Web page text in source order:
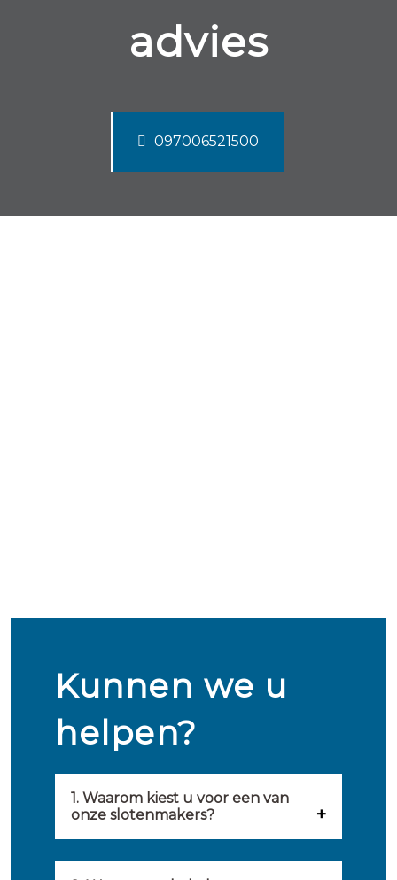
advies
097006521500
Kunnen we u
helpen?
1. Waarom kiest u voor een van
onze slotenmakers?